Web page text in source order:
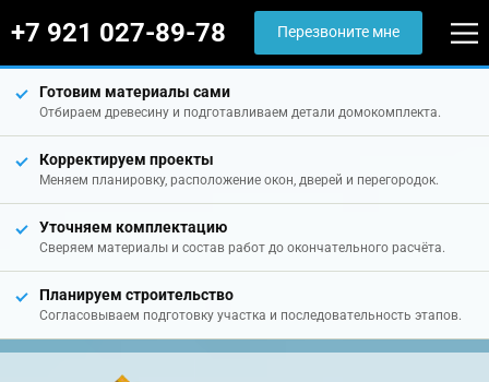
+7 921 027-89-78 Перезвоните мне
Готовим материалы сами
Отбираем древесину и подготавливаем детали домокомплекта.
Корректируем проекты
Меняем планировку, расположение окон, дверей и перегородок.
Уточняем комплектацию
Сверяем материалы и состав работ до окончательного расчёта.
Планируем строительство
Согласовываем подготовку участка и последовательность этапов.